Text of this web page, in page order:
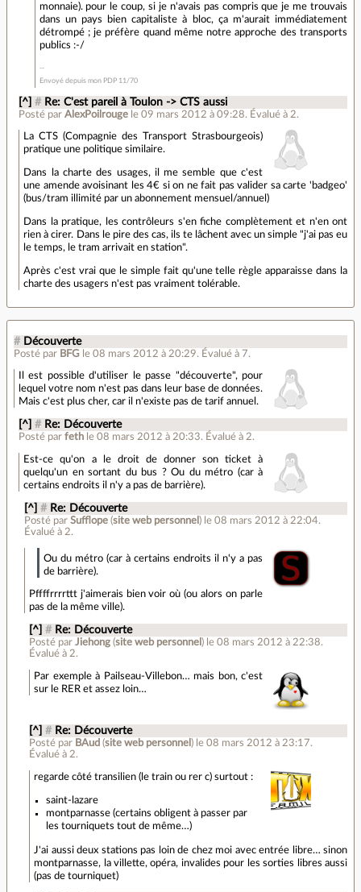
monnaie). pour le coup, si je n'avais pas compris que je me trouvais
dans un pays bien capitaliste à bloc, ça m'aurait immédiatement
détrompé ; je préfère quand même notre approche des transports
publics :-/
Envoyé depuis mon PDP 11/70
[^] # Re: C'est pareil à Toulon -> CTS aussi
Posté parAlexPoilrouge le 09 mars 2012 à 09:28. Évalué à 2.
La CTS (Compagnie des Transport Strasbourgeois)
pratique une politique similaire.
Dans la charte des usages, il me semble que c'est
une amende avoisinant les 4€ si on ne fait pas valider sa carte 'badgeo'
(bus/tram illimité par un abonnement mensuel/annuel)
Dans la pratique, les contrôleurs s'en fiche complètement et n'en ont
rien à cirer. Dans le pire des cas, ils te lâchent avec un simple "j'ai pas eu
le temps, le tram arrivait en station".
Après c'est vrai que le simple fait qu'une telle règle apparaisse dans la
charte des usagers n'est pas vraiment tolérable.
# Découverte
Posté par BFG le 08 mars 2012 à 20:29. Évalué à 7.
Il est possible d'utiliser le passe "découverte", pour
lequel votre nom n'est pas dans leur base de données.
Mais c'est plus cher, car il n'existe pas de tarif annuel.
[^] # Re: Découverte
Posté parfeth le 08 mars 2012 à 20:33. Évalué à 2.
Est-ce qu'on a le droit de donner son ticket à
quelqu'un en sortant du bus ? Ou du métro (car à
certains endroits il n'y a pas de barrière).
[^] # Re: Découverte
Posté par Sufflope(site web personnel ) le 08 mars 2012 à 22:04.
Évalué à 2.
Ou du métro (car à certains endroits il n'y a pas
de barrière).
Pffffrrrrttt j'aimerais bien voir où (ou alors on parle
pas de la même ville).
[^] # Re: Découverte
Posté parJiehong (site web personnel ) le 08 mars 2012 à 22:38.
Évalué à 2.
Par exemple à Pailseau-Villebon… mais bon, c'est
sur le RER et assez loin…
[^] # Re: Découverte
Posté par BAud (site web personnel ) le 08 mars 2012 à 23:17.
Évalué à 2.
regarde côté transilien (le train ou rer c) surtout :
saint-lazare
montparnasse (certains obligent à passer par
les tourniquets tout de même…)
J'ai aussi deux stations pas loin de chez moi avec entrée libre… sinon
montparnasse, la villette, opéra, invalides pour les sorties libres aussi
(pas de tourniquet)